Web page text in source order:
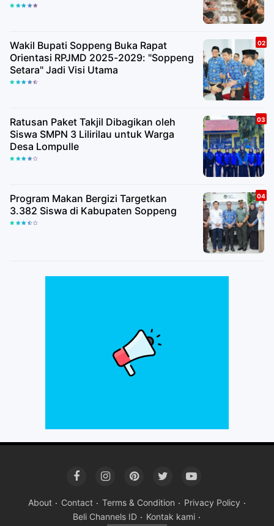
Wakil Bupati Soppeng Buka Rapat
Orientasi RPJMD 2025-2029: "Soppeng
Setara" Jadi Visi Utama
Ratusan Paket Takjil Dibagikan oleh
Siswa SMPN 3 Lilirilau untuk Warga
Desa Lompulle
Program Makan Bergizi Targetkan
3.382 Siswa di Kabupaten Soppeng
About Contact Terms & Condition
Privacy Policy
Beli Channels ID
Kontak kami